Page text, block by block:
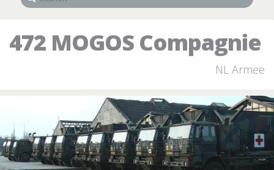
472 MOGOS Compagnie
NL Armee